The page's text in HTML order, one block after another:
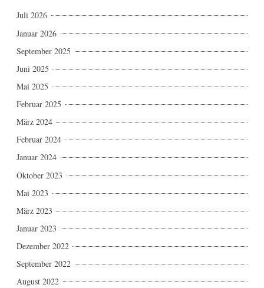
Juli 2026
Januar 2026
September 2025
Juni 2025
Mai 2025
Februar 2025
März 2024
Februar 2024
Januar 2024
Oktober 2023
Mai 2023
März 2023
Januar 2023
Dezember 2022
September 2022
August 2022